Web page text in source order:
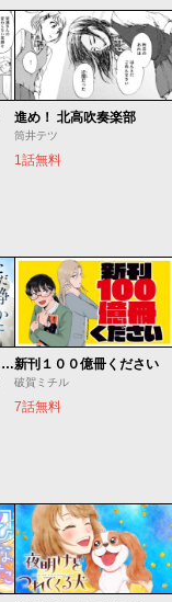
進め！ 北高吹奏楽部
筒井テツ
1話無料
ただ静かに消え去るつもりでした新刊１００億冊ください
破賀ミチル
7話無料